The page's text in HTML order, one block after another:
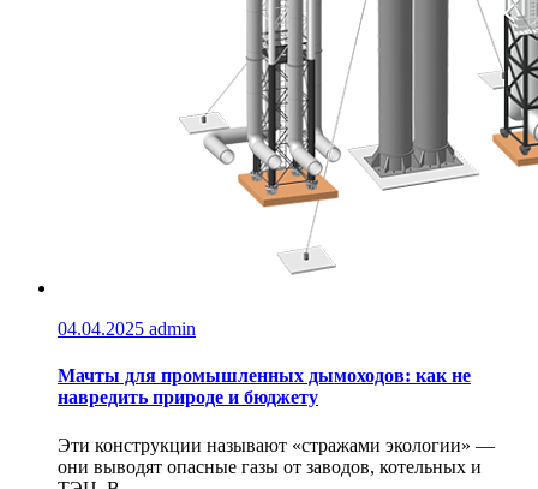
04.04.2025 admin
Мачты для промышленных дымоходов: как не
навредить природе и бюджету
Эти конструкции называют «стражами экологии» —
они выводят опасные газы от заводов, котельных и